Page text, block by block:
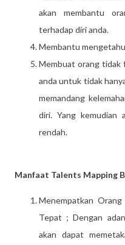
akan membantu
terhadap diri anda.
Membantu
Membuat orang tidak
anda untuk tidak
memandang
diri. Yang kemudian
rendah.
Manfaat Talents Mapping
Menempatkan
Tepat ; Dengan
akan dapat